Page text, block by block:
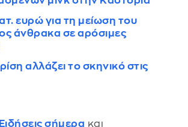
ευρώ για τη μείωση του
άνθρακα σε αρόσιμες
αλλάζει το σκηνικό στις
Ειδήσεις σήμερα και